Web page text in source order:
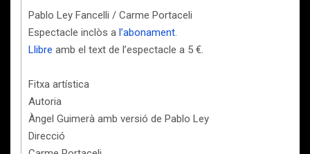
Pablo Ley Fancelli / Carme Portaceli
Espectacle inclòs a l’abonament.
Llibre amb el text de l’espectacle a 5 €.
Fitxa artística
Autoria
Àngel Guimerà amb versió de Pablo Ley
Direcció